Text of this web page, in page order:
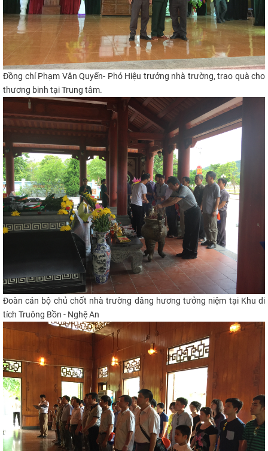
Đồng chí Phạm Văn Quyến- Phó Hiệu trưởng nhà trường, trao quà cho
thương binh tại Trung tâm.
Đoàn cán bộ chủ chốt nhà trường dâng hương tưởng niệm tại Khu di
tích Truông Bồn - Nghệ An